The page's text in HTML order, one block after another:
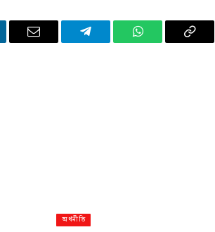
Email Telegram WhatsAppCopy
অর্থনীতি